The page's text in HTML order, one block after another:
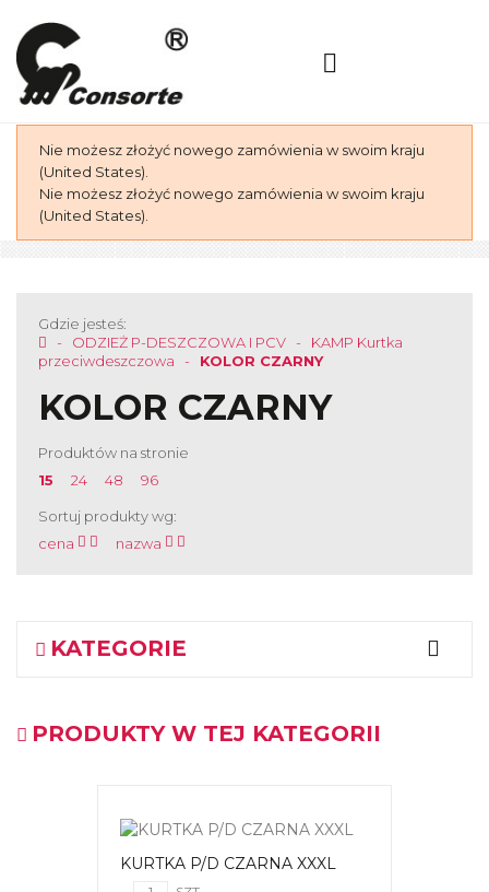
Nie możesz złożyć nowego zamówienia w swoim kraju
(United States).
Nie możesz złożyć nowego zamówienia w swoim kraju
(United States).
Gdzie jesteś:
ODZIEŻ P-DESZCZOWA I PCV
KAMP Kurtka
przeciwdeszczowa
KOLOR CZARNY
KOLOR CZARNY
Produktów na stronie
15
24 48 96
Sortuj produkty wg:
cena
nazwa
KATEGORIE
PRODUKTY W TEJ KATEGORII
KURTKA P/D CZARNA XXXL